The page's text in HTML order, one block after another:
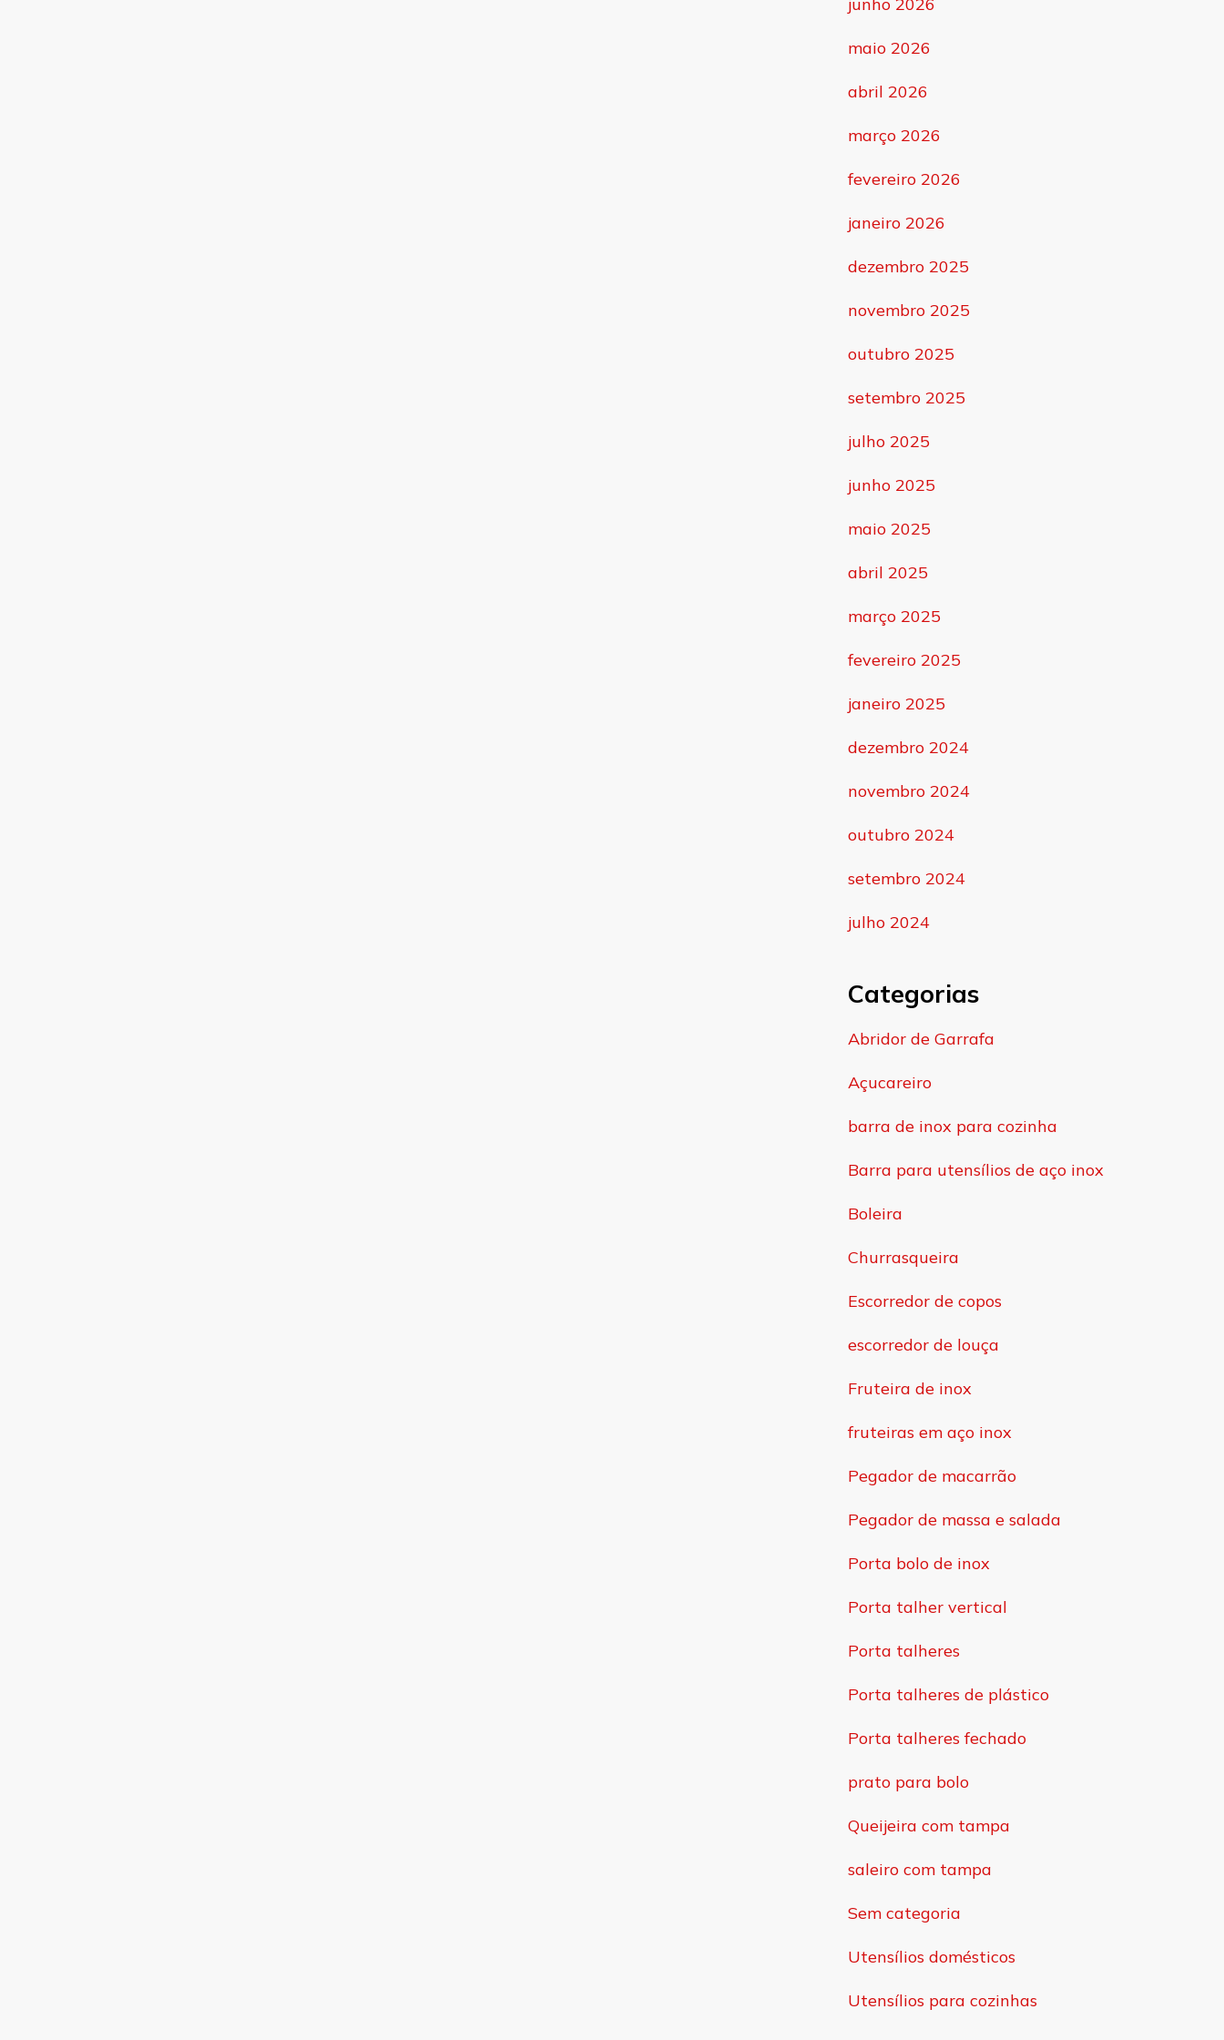
maio 2026
abril 2026
março 2026
fevereiro 2026
janeiro 2026
dezembro 2025
novembro 2025
outubro 2025
setembro 2025
julho 2025
junho 2025
maio 2025
abril 2025
março 2025
fevereiro 2025
janeiro 2025
dezembro 2024
novembro 2024
outubro 2024
setembro 2024
julho 2024
Categorias
Abridor de Garrafa
Açucareiro
barra de inox para cozinha
Barra para utensílios de aço inox
Boleira
Churrasqueira
Escorredor de copos
escorredor de louça
Fruteira de inox
fruteiras em aço inox
Pegador de macarrão
Pegador de massa e salada
Porta bolo de inox
Porta talher vertical
Porta talheres
Porta talheres de plástico
Porta talheres fechado
prato para bolo
Queijeira com tampa
saleiro com tampa
Sem categoria
Utensílios domésticos
Utensílios para cozinhas